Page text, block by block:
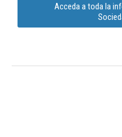
Acceda a toda la